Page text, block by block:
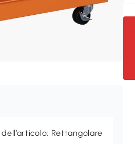
dell’articolo: Rettangolare